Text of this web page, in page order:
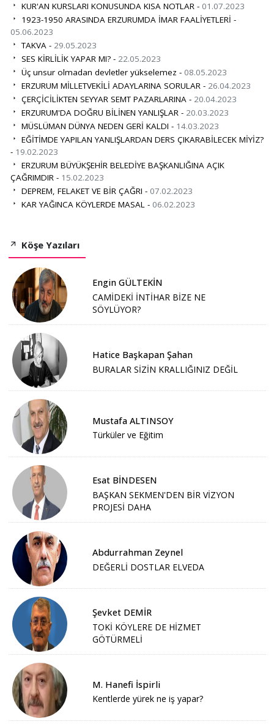
KUR'AN KURSLARI KONUSUNDA KISA NOTLAR - 01.07.2023
1923-1950 ARASINDA ERZURUMDA İMAR FAALİYETLERİ -
05.06.2023
TAKVA - 29.05.2023
SES KİRLİLİK YAPAR MI? - 22.05.2023
Üç unsur olmadan devletler yükselemez - 08.05.2023
ERZURUM MİLLETVEKİLİ ADAYLARINA SORULAR - 26.04.2023
ÇERÇİCİLİKTEN SEYYAR SEMT PAZARLARINA - 20.04.2023
ERZURUM'DA DOĞRU BİLİNEN YANLIŞLAR - 20.03.2023
MÜSLÜMAN DÜNYA NEDEN GERİ KALDI - 14.03.2023
EĞİTİMDE YAPILAN YANLIŞLARDAN DERS ÇIKARABİLECEK MİYİZ?
- 19.02.2023
ERZURUM BÜYÜKŞEHİR BELEDİYE BAŞKANLIĞINA AÇIK
ÇAĞRIMDIR - 15.02.2023
DEPREM, FELAKET VE BİR ÇAĞRI - 07.02.2023
KAR YAĞINCA KÖYLERDE MASAL - 06.02.2023
Köşe Yazıları
Engin GÜLTEKİN
CAMİDEKİ İNTİHAR BİZE NE
SÖYLÜYOR?
Hatice Başkapan Şahan
BURALAR SİZİN KRALLIĞINIZ DEĞİL
Mustafa ALTINSOY
Türküler ve Eğitim
Esat BİNDESEN
BAŞKAN SEKMEN'DEN BİR VİZYON
PROJESİ DAHA
Abdurrahman Zeynel
DEĞERLİ DOSTLAR ELVEDA
Şevket DEMİR
TOKİ KÖYLERE DE HİZMET
GÖTÜRMELİ
M. Hanefi İspirli
Kentlerde yürek ne iş yapar?